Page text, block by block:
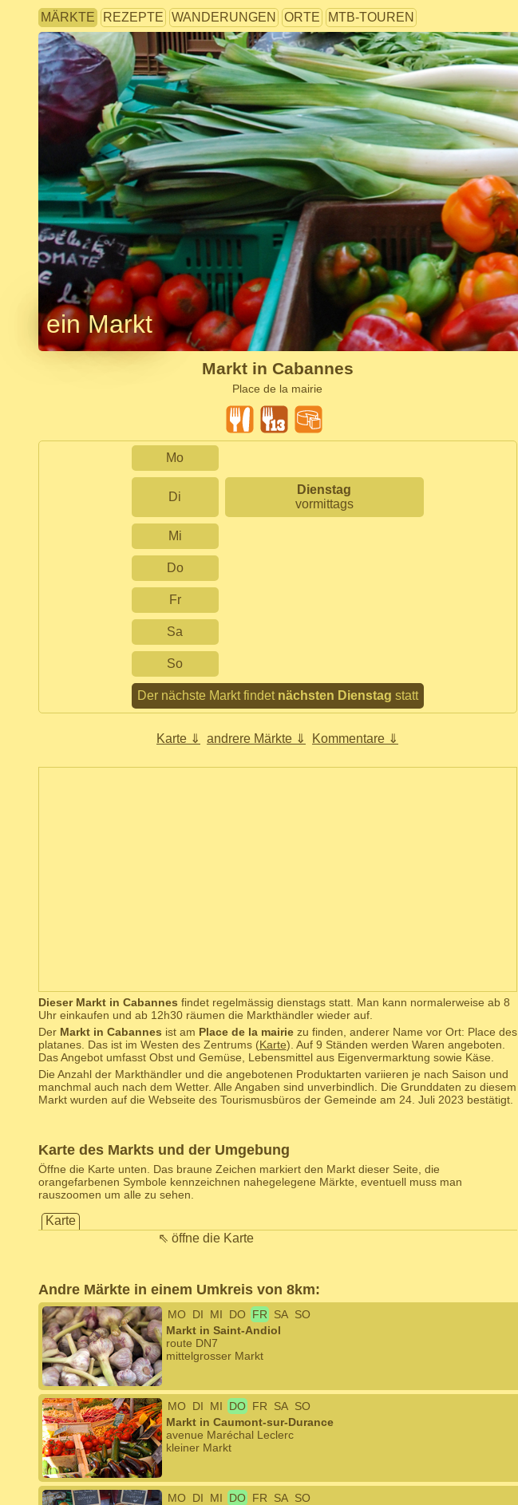
MÄRKTE REZEPTE WANDERUNGEN ORTE MTB-TOUREN
ein Markt
Markt in Cabannes
Place de la mairie
Mo
Di
Dienstag
vormittags
Mi
Do
Fr
Sa
So
Der nächste Markt findet nächsten Dienstag statt
Karte ⇓ andrere Märkte ⇓ Kommentare ⇓
Dieser Markt in Cabannes findet regelmässig dienstags statt. Man kann normalerweise ab 8
Uhr einkaufen und ab 12h30 räumen die Markthändler wieder auf.
Der Markt in Cabannes ist am Place de la mairiezu finden, anderer Name vor Ort: Place des
platanes. Das ist im Westen des Zentrums (Karte). Auf 9 Ständen werden Waren angeboten.
Das Angebot umfasst Obst und Gemüse, Lebensmittel aus Eigenvermarktung sowie Käse.
Die Anzahl der Markthändler und die angebotenen Produktarten variieren je nach Saison und
manchmal auch nach dem Wetter. Alle Angaben sind unverbindlich. Die Grunddaten zu diesem
Markt wurden auf die Webseite des Tourismusbüros der Gemeinde am 24. Juli 2023 bestätigt.
Karte des Markts und der Umgebung
Öffne die Karte unten. Das braune Zeichen markiert den Markt dieser Seite, die
orangefarbenen Symbole kennzeichnen nahegelegene Märkte, eventuell muss man
rauszoomen um alle zu sehen.
Karte
⇖ öffne die Karte
Andre Märkte in einem Umkreis von 8km:
MO DI MI DO FR SA SO
Markt in Saint-Andiol
route DN7
mittelgrosser Markt
MO DI MI DO FR SA SO
Markt in Caumont-sur-Durance
avenue Maréchal Leclerc
kleiner Markt
MO DI MI DO FR SA SO